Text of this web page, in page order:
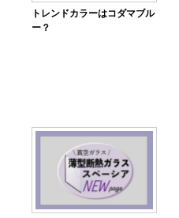
トレンドカラーはコダマブル
ー？